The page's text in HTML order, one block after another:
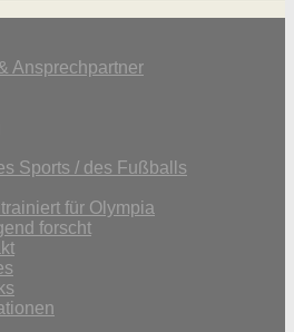
Ansprechpartner
Sports / des Fußballs
für Olympia
forscht